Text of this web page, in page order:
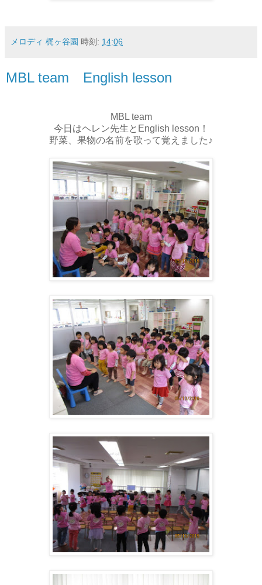
メロディ 梶ヶ谷園 時刻: 14:06
MBL team English lesson
MBL team
今日はヘレン先生とEnglish lesson！
野菜、果物の名前を歌って覚えました♪